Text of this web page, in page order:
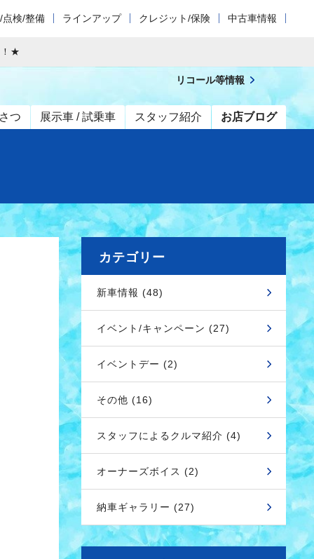
点検/整備 ラインアップ クレジット/保険 中古車情報
！★
つ 展示車 / 試乗車 スタッフ紹介 お店ブログ
リコール等情報
カテゴリー
新車情報 (48)
イベント/キャンペーン (27)
イベントデー (2)
その他 (16)
スタッフによるクルマ紹介 (4)
オーナーズボイス (2)
納車ギャラリー (27)